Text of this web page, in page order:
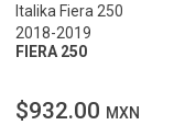
Italika Fiera 250
2018-2019
FIERA 250
$932.00 MXN